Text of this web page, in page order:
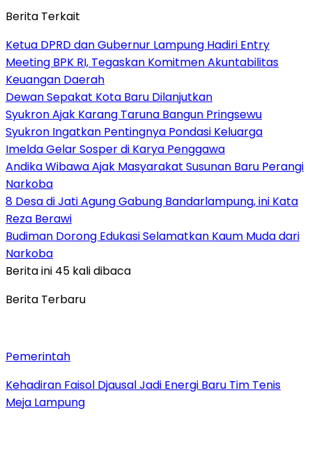
Berita Terkait
Ketua DPRD dan Gubernur Lampung Hadiri Entry
Meeting BPK RI, Tegaskan Komitmen Akuntabilitas
Keuangan Daerah
Dewan Sepakat Kota Baru Dilanjutkan
Syukron Ajak Karang Taruna Bangun Pringsewu
Syukron Ingatkan Pentingnya Pondasi Keluarga
Imelda Gelar Sosper di Karya Penggawa
Andika Wibawa Ajak Masyarakat Susunan Baru Perangi
Narkoba
8 Desa di Jati Agung Gabung Bandarlampung, ini Kata
Reza Berawi
Budiman Dorong Edukasi Selamatkan Kaum Muda dari
Narkoba
Berita ini 45 kali dibaca
Berita Terbaru
Pemerintah
Kehadiran Faisol Djausal Jadi Energi Baru Tim Tenis
Meja Lampung